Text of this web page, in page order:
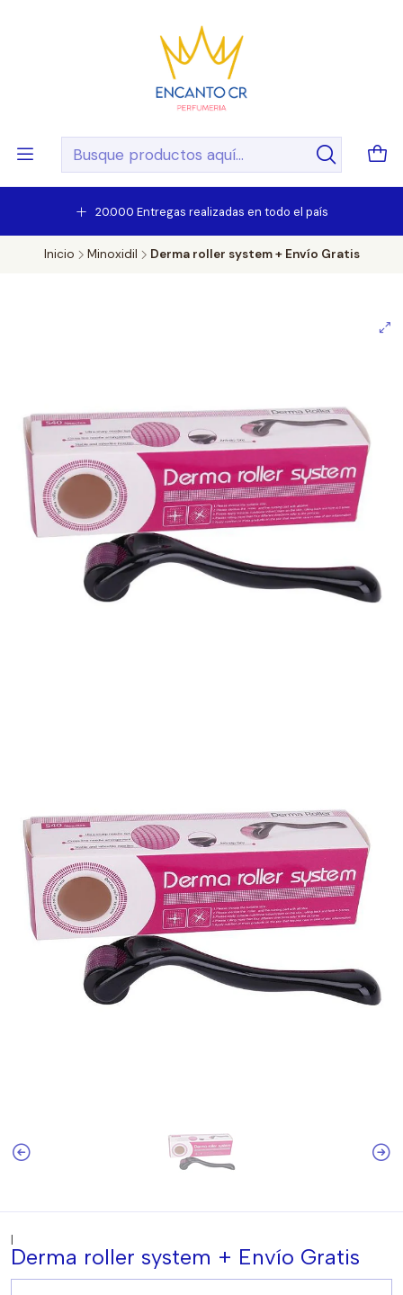
20.000 Entregas realizadas en todo el país
Inicio Minoxidil Derma roller system + Envío Gratis
|
Derma roller system + Envío Gratis